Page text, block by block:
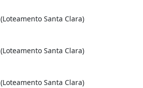
(Loteamento Santa Clara)
(Loteamento Santa Clara)
(Loteamento Santa Clara)